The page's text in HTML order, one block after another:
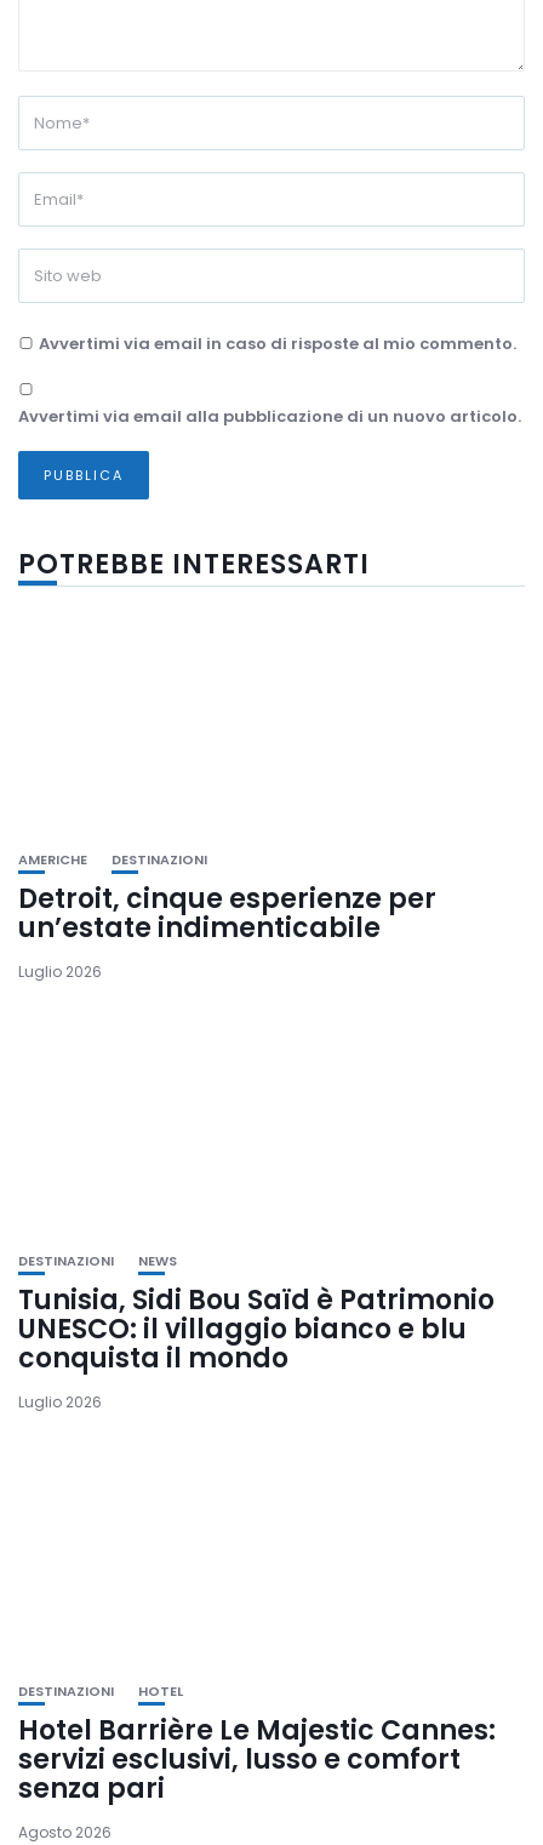
Avvertimi via email in caso di risposte al mio commento.
Avvertimi via email alla pubblicazione di un nuovo articolo.
POTREBBE INTERESSARTI
AMERICHE DESTINAZIONI
Detroit, cinque esperienze per
un’estate indimenticabile
Luglio 2026
DESTINAZIONI NEWS
Tunisia, Sidi Bou Saïd è Patrimonio
UNESCO: il villaggio bianco e blu
conquista il mondo
Luglio 2026
DESTINAZIONI HOTEL
Hotel Barrière Le Majestic Cannes:
servizi esclusivi, lusso e comfort
senza pari
Agosto 2026